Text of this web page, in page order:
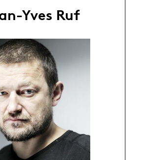
Yves Ruf